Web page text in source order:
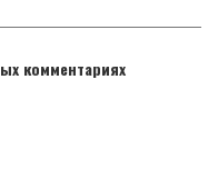
комментариях